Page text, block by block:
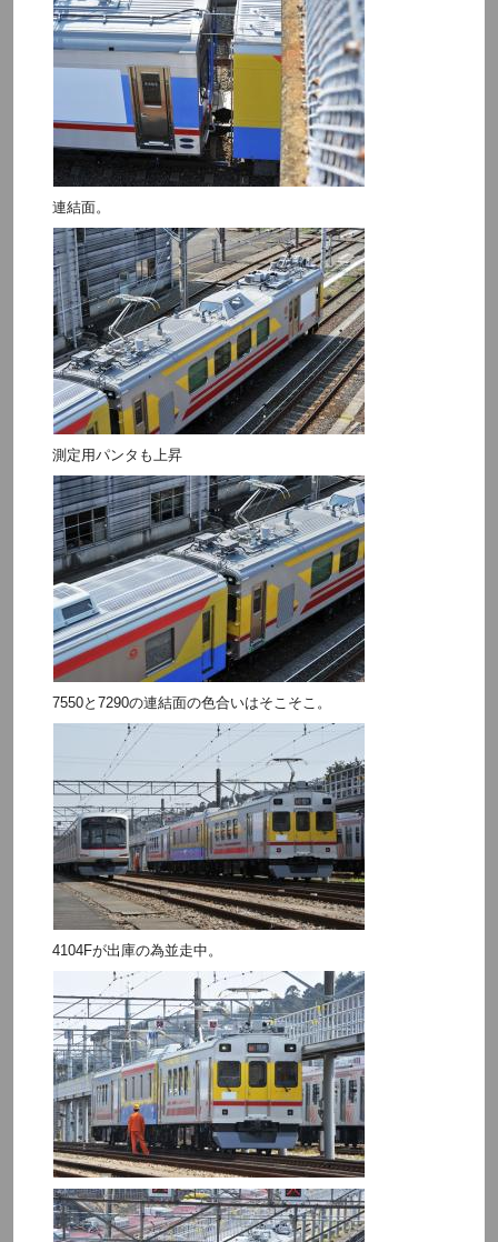
連結面。
測定用パンタも上昇
7550と7290の連結面の色合いはそこそこ。
4104Fが出庫の為並走中。